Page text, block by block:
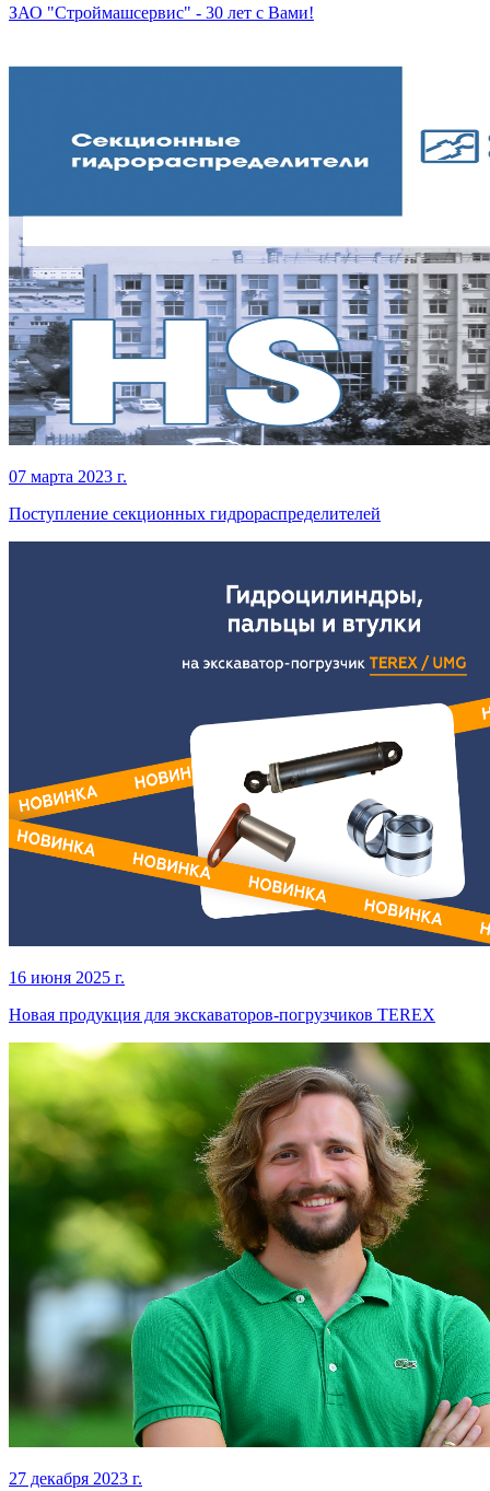
ЗАО "Строймашсервис" - 30 лет с Вами!
07 марта 2023 г.
Поступление секционных гидрораспределителей
16 июня 2025 г.
Новая продукция для экскаваторов-погрузчиков TEREX
27 декабря 2023 г.